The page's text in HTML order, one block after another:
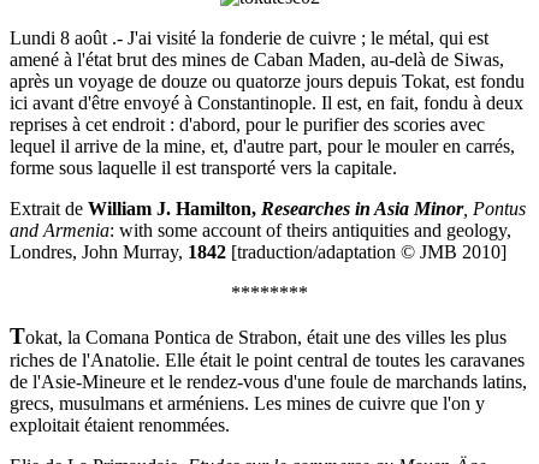
Lundi 8 août .- J'ai visité la fonderie de cuivre ; le métal, qui est
amené à l'état brut des mines de Caban Maden, au-delà de Siwas,
après un voyage de douze ou quatorze jours depuis Tokat, est fondu
ici avant d'être envoyé à Constantinople. Il est, en fait, fondu à deux
reprises à cet endroit : d'abord, pour le purifier des scories avec
lequel il arrive de la mine, et, d'autre part, pour le mouler en carrés,
forme sous laquelle il est transporté vers la capitale.
Extrait de William J. Hamilton, Researches in Asia Minor, Pontus
and Armenia: with some account of theirs antiquities and geology,
Londres, John Murray, 1842 [traduction/adaptation © JMB 2010]
********
Tokat, la Comana Pontica de Strabon, était une des villes les plus
riches de l'Anatolie. Elle était le point central de toutes les caravanes
de l'Asie-Mineure et le rendez-vous d'une foule de marchands latins,
grecs, musulmans et arméniens. Les mines de cuivre que l'on y
exploitait étaient renommées.